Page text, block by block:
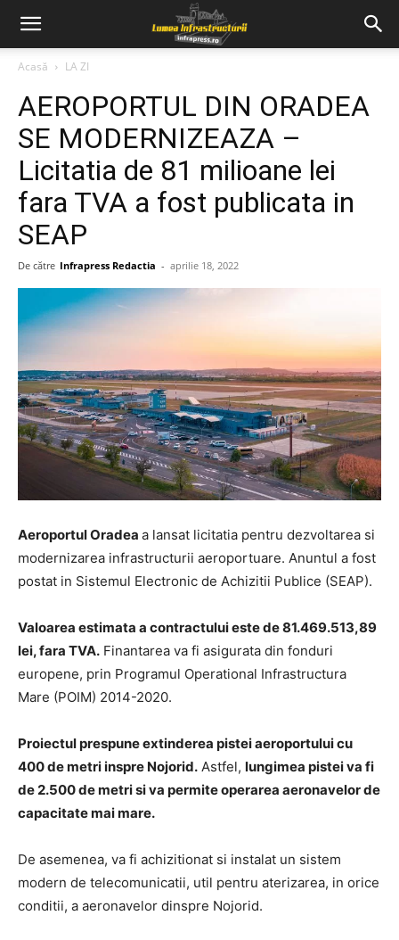
Acasă LA ZI
AEROPORTUL DIN ORADEA
SE MODERNIZEAZA –
Licitatia de 81 milioane lei
fara TVA a fost publicata in
SEAP
De către Infrapress Redactia - aprilie 18, 2022
Aeroportul Oradea a lansat licitatia pentru dezvoltarea si
modernizarea infrastructurii aeroportuare. Anuntul a fost
postat in Sistemul Electronic de Achizitii Publice (SEAP).
Valoarea estimata a contractului este de 81.469.513,89
lei, fara TVA. Finantarea va fi asigurata din fonduri
europene, prin Programul Operational Infrastructura
Mare (POIM) 2014-2020.
Proiectul prespune extinderea pistei aeroportului cu
400 de metri inspre Nojorid. Astfel, lungimea pistei va fi
de 2.500 de metri si va permite operarea aeronavelor de
capacitate mai mare.
De asemenea, va fi achizitionat si instalat un sistem
modern de telecomunicatii, util pentru aterizarea, in orice
conditii, a aeronavelor dinspre Nojorid.